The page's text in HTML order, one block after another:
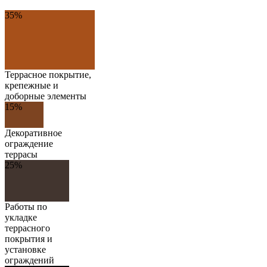
35%
Террасное покрытие,
крепежные и
доборные элементы
15%
Декоративное
ограждение
террасы
25%
Работы по
укладке
террасного
покрытия и
установке
ограждений